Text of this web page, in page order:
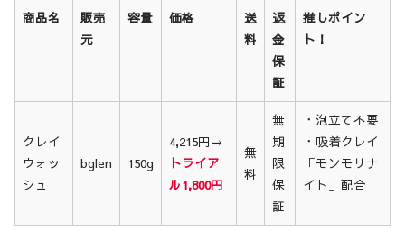
商品名
販売
元
容量 価格
送
料
返
金
保
証
推しポイン
ト！
クレイ
ウォッ
シュ
bglen 150g
4,215円→
トライア
ル1,800円
無
料
無
期
限
保
証
・泡立て不要
・吸着クレイ
「モンモリナ
イト」配合